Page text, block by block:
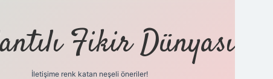
Fikir Dünyası
İletişime renk katan neşeli öneriler!